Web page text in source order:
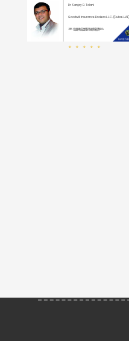
Dr Sanjay R. Tolani
Goodwill Insurance Brokers L.L.C. (Dubai-UAE)
315位團隊成員獲得國際龍獎IDA